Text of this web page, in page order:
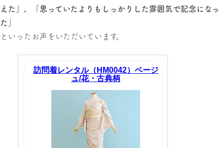
えた」、「思っていたよりもしっかりした雰囲気で記念になっ
た」
といったお声をいただいています。